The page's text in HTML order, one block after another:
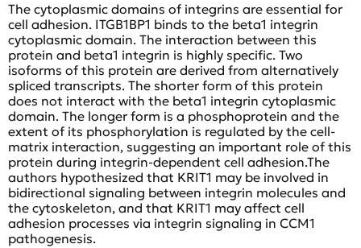
The cytoplasmic domains of integrins are essential for
cell adhesion. ITGB1BP1 binds to the beta1 integrin
cytoplasmic domain. The interaction between this
protein and beta1 integrin is highly specific. Two
isoforms of this protein are derived from alternatively
spliced transcripts. The shorter form of this protein
does not interact with the beta1 integrin cytoplasmic
domain. The longer form is a phosphoprotein and the
extent of its phosphorylation is regulated by the cell-
matrix interaction, suggesting an important role of this
protein during integrin-dependent cell adhesion.The
authors hypothesized that KRIT1 may be involved in
bidirectional signaling between integrin molecules and
the cytoskeleton, and that KRIT1 may affect cell
adhesion processes via integrin signaling in CCM1
pathogenesis.